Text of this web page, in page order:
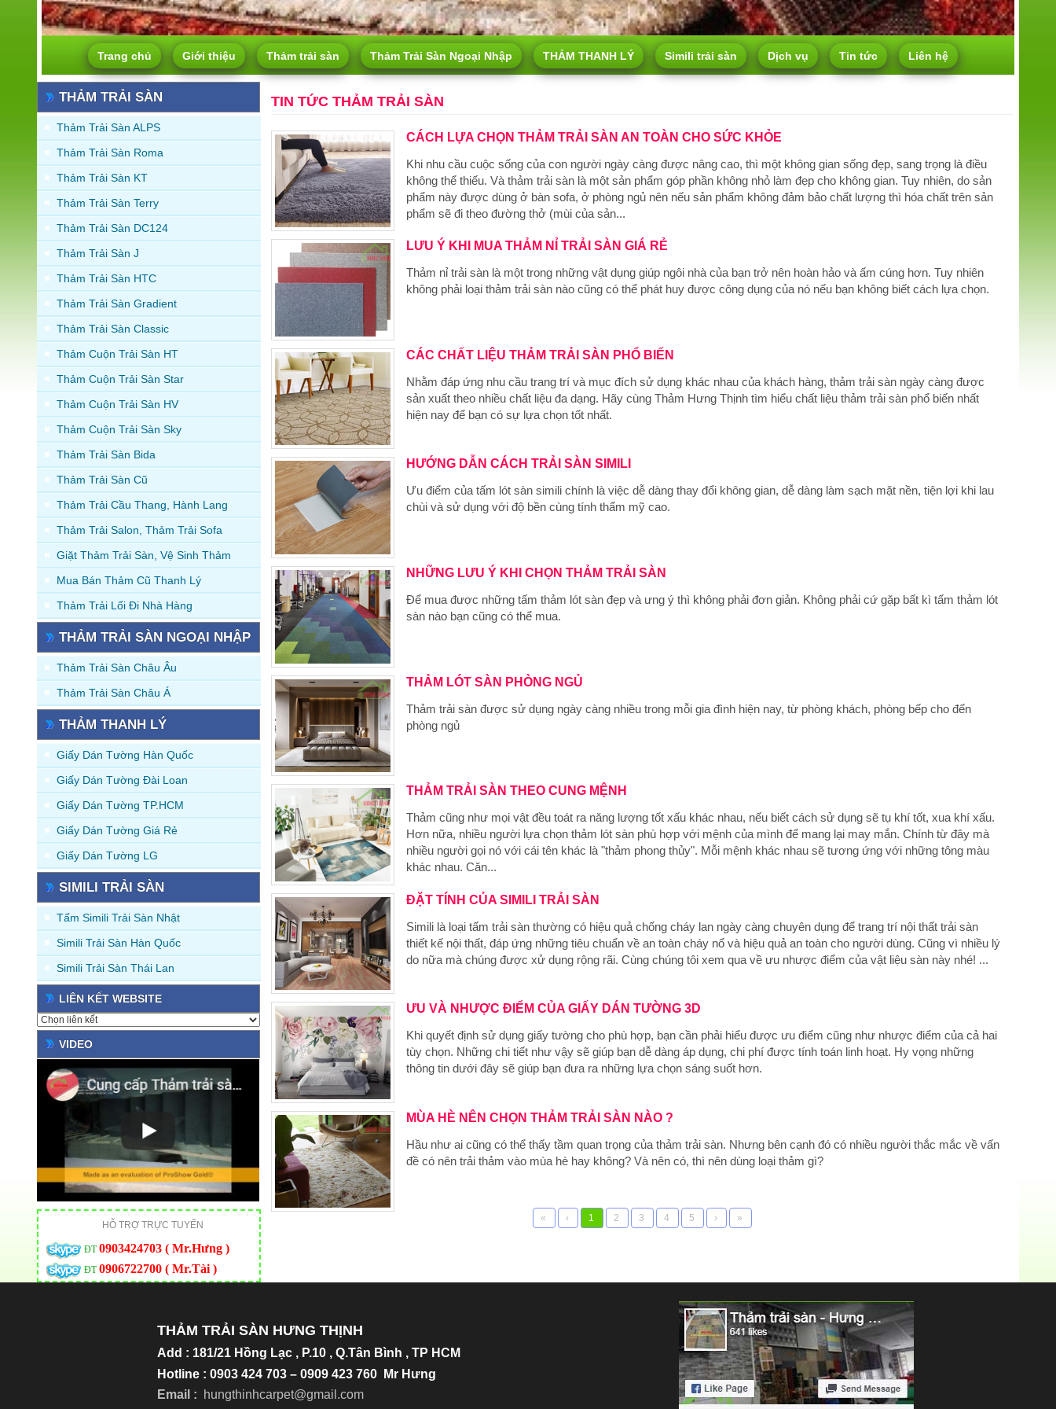
Trang chủ Giới thiệu Thảm trải sàn Thảm Trải Sàn Ngoại Nhập THẢM THANH LÝ Simili trải sàn Dịch vụ Tin tức Liên hệ
THẢM TRẢI SÀN
Thảm Trải Sàn ALPS
Thảm Trải Sàn Roma
Thảm Trải Sàn KT
Thảm Trải Sàn Terry
Thảm Trải Sàn DC124
Thảm Trải Sàn J
Thảm Trải Sàn HTC
Thảm Trải Sàn Gradient
Thảm Trải Sàn Classic
Thảm Cuộn Trải Sàn HT
Thảm Cuộn Trải Sàn Star
Thảm Cuộn Trải Sàn HV
Thảm Cuộn Trải Sàn Sky
Thảm Trải Sàn Bida
Thảm Trải Sàn Cũ
Thảm Trải Cầu Thang, Hành Lang
Thảm Trải Salon, Thảm Trải Sofa
Giặt Thảm Trải Sàn, Vệ Sinh Thảm
Mua Bán Thảm Cũ Thanh Lý
Thảm Trải Lối Đi Nhà Hàng
THẢM TRẢI SÀN NGOẠI NHẬP
Thảm Trải Sàn Châu Âu
Thảm Trải Sàn Châu Á
THẢM THANH LÝ
Giấy Dán Tường Hàn Quốc
Giấy Dán Tường Đài Loan
Giấy Dán Tường TP.HCM
Giấy Dán Tường Giá Rẻ
Giấy Dán Tường LG
SIMILI TRẢI SÀN
Tấm Simili Trải Sàn Nhật
Simili Trải Sàn Hàn Quốc
Simili Trải Sàn Thái Lan
LIÊN KẾT WEBSITE
VIDEO
HỖ TRỢ TRỰC TUYẾN
ĐT0903424703 ( Mr.Hưng )
ĐT0906722700 ( Mr.Tài )
TIN TỨC THẢM TRẢI SÀN
CÁCH LỰA CHỌN THẢM TRẢI SÀN AN TOÀN CHO SỨC KHỎE
Khi nhu cầu cuộc sống của con người ngày càng được nâng cao, thì một không gian sống đẹp, sang trọng là điều
không thể thiếu. Và thảm trải sàn là một sản phẩm góp phần không nhỏ làm đẹp cho không gian. Tuy nhiên, do sản
phẩm này được dùng ở bàn sofa, ở phòng ngủ nên nếu sản phẩm không đảm bảo chất lượng thì hóa chất trên sản
phẩm sẽ đi theo đường thở (mùi của sản...
LƯU Ý KHI MUA THẢM NỈ TRẢI SÀN GIÁ RẺ
Thảm nỉ trải sàn là một trong những vật dụng giúp ngôi nhà của bạn trở nên hoàn hảo và ấm cúng hơn. Tuy nhiên
không phải loại thảm trải sàn nào cũng có thể phát huy được công dụng của nó nếu bạn không biết cách lựa chọn.
CÁC CHẤT LIỆU THẢM TRẢI SÀN PHỔ BIẾN
Nhằm đáp ứng nhu cầu trang trí và mục đích sử dụng khác nhau của khách hàng, thảm trải sàn ngày càng được
sản xuất theo nhiều chất liệu đa dạng. Hãy cùng Thảm Hưng Thịnh tìm hiểu chất liệu thảm trải sàn phổ biến nhất
hiện nay để bạn có sự lựa chọn tốt nhất.
HƯỚNG DẪN CÁCH TRẢI SÀN SIMILI
Ưu điểm của tấm lót sàn simili chính là việc dễ dàng thay đổi không gian, dễ dàng làm sạch mặt nền, tiện lợi khi lau
chùi và sử dụng với độ bền cùng tính thẩm mỹ cao.
NHỮNG LƯU Ý KHI CHỌN THẢM TRẢI SÀN
Để mua được những tấm thảm lót sàn đẹp và ưng ý thì không phải đơn giản. Không phải cứ gặp bất kì tấm thảm lót
sàn nào bạn cũng có thể mua.
THẢM LÓT SÀN PHÒNG NGỦ
Thảm trải sàn được sử dụng ngày càng nhiều trong mỗi gia đình hiện nay, từ phòng khách, phòng bếp cho đến
phòng ngủ
THẢM TRẢI SÀN THEO CUNG MỆNH
Thảm cũng như mọi vật đều toát ra năng lượng tốt xấu khác nhau, nếu biết cách sử dụng sẽ tụ khí tốt, xua khí xấu.
Hơn nữa, nhiều người lựa chọn thảm lót sàn phù hợp với mệnh của mình để mang lại may mắn. Chính từ đây mà
nhiều người gọi nó với cái tên khác là "thảm phong thủy". Mỗi mệnh khác nhau sẽ tương ứng với những tông màu
khác nhau. Căn...
ĐẶT TÍNH CỦA SIMILI TRẢI SÀN
Simili là loại tấm trải sàn thường có hiệu quả chống cháy lan ngày càng chuyên dụng để trang trí nội thất trải sàn
thiết kế nội thất, đáp ứng những tiêu chuẩn về an toàn cháy nổ và hiệu quả an toàn cho người dùng. Cũng vì nhiều lý
do nữa mà chúng được xử dụng rộng rãi. Cùng chúng tôi xem qua về ưu nhược điểm của vật liệu sàn này nhé! ...
ƯU VÀ NHƯỢC ĐIỂM CỦA GIẤY DÁN TƯỜNG 3D
Khi quyết định sử dụng giấy tường cho phù hợp, bạn cần phải hiểu được ưu điểm cũng như nhược điểm của cả hai
tùy chọn. Những chi tiết như vậy sẽ giúp bạn dễ dàng áp dụng, chi phí được tính toán linh hoạt. Hy vọng những
thông tin dưới đây sẽ giúp bạn đưa ra những lựa chọn sáng suốt hơn.
MÙA HÈ NÊN CHỌN THẢM TRẢI SÀN NÀO ?
Hầu như ai cũng có thể thấy tầm quan trọng của thảm trải sàn. Nhưng bên cạnh đó có nhiều người thắc mắc về vấn
đề có nên trải thảm vào mùa hè hay không? Và nên có, thì nên dùng loại thảm gì?
« ‹ 1 2 3 4 5 › »
THẢM TRẢI SÀN HƯNG THỊNH
Add : 181/21 Hồng Lạc , P.10 , Q.Tân Bình , TP HCM
Hotline : 0903 424 703 – 0909 423 760 Mr Hưng
Email :
hungthinhcarpet@gmail.com